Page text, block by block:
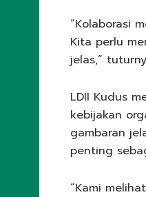
“Kolaborasi
Kita perlu
jelas,”
LDII Kudus
kebijakan
gambaran
penting
“Kami